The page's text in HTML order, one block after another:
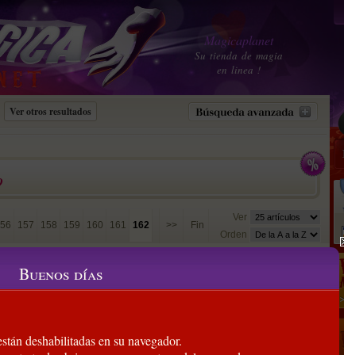
Magicaplanet
Su tienda de magia
en linea !
157 158 159 160 161 162 >> Fin
Ver
Orden
Nevada (cerca del lago
preciadas de América en Magia
Buenos días
deshabilitadas en su navegador.